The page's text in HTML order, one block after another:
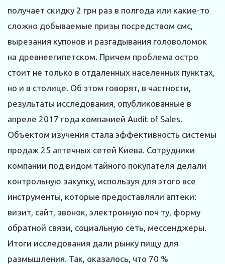
получает скидку 2 грн раз в полгода или какие-то
сложно добываемые призы посредством смс,
вырезания купонов и разгадывания головоломок
на древнеегипетском. Причем проблема остро
стоит не только в отдаленных населенных пунктах,
но и в столице. Об этом говорят, в частности,
результаты исследования, опубликованные в
апреле 2017 года компанией Audit of Sales.
Объектом изучения стала эффективность системы
продаж 25 аптечных сетей Киева. Сотрудники
компании под видом тайного покупателя делали
контрольную закупку, используя для этого все
инструменты, которые предоставляли аптеки:
визит, сайт, звонок, электронную поч ту, форму
обратной связи, социальную сеть, мессенджеры.
Итоги исследования дали рынку пищу для
размышления. Так, оказалось, что 70 %